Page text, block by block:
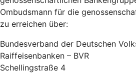
Ombudsmann für die
zu erreichen über:
Bundesverband der Deutschen
Raiffeisenbanken – BVR
Schellingstraße 4